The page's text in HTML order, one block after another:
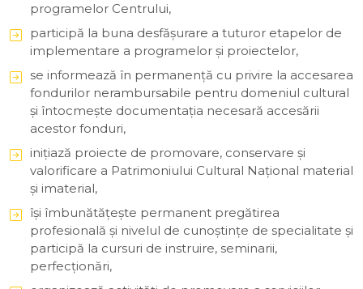
programelor Centrului,
participă la buna desfăşurare a tuturor etapelor de
implementare a programelor şi proiectelor,
se informează în permanenţă cu privire la accesarea
fondurilor nerambursabile pentru domeniul cultural
şi întocmeşte documentaţia necesară accesării
acestor fonduri,
iniţiază proiecte de promovare, conservare şi
valorificare a Patrimoniului Cultural Naţional material
şi imaterial,
îşi îmbunătăţeşte permanent pregătirea
profesională şi nivelul de cunoştinţe de specialitate şi
participă la cursuri de instruire, seminarii,
perfecţionări,